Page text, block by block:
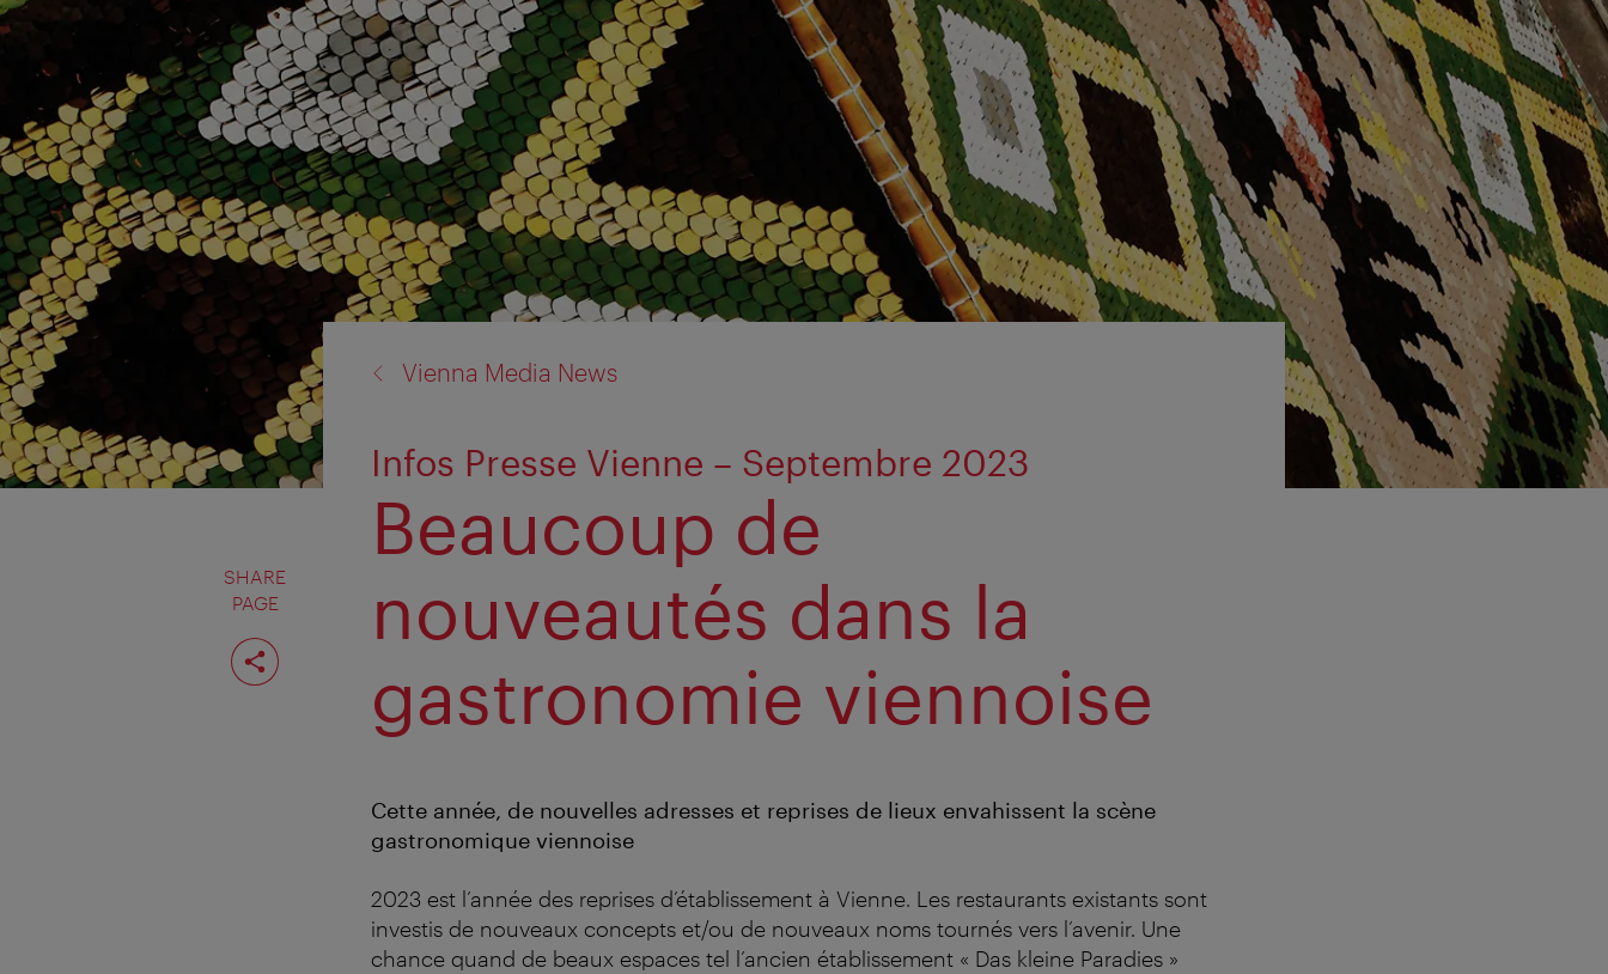
SHARE
PAGE
Share
page
Vienna Media News
Infos Presse Vienne – Septembre 2023
Beaucoup de
nouveautés dans la
gastronomie viennoise
Cette année, de nouvelles adresses et reprises de lieux envahissent la scène
gastronomique viennoise
2023 est l’année des reprises d’établissement à Vienne. Les restaurants existants sont
investis de nouveaux concepts et/ou de nouveaux noms tournés vers l’avenir. Une
chance quand de beaux espaces tel l’ancien établissement « Das kleine Paradies »